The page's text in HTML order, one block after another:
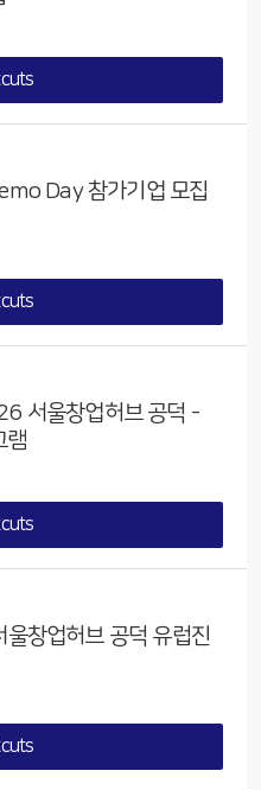
Day 참가기업 모집
서울창업허브 공덕 -
램
창업허브 공덕 유럽진